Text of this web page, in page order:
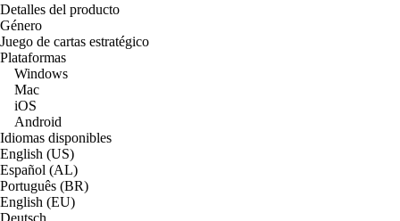
Detalles del producto
Género
Juego de cartas estratégico
Plataformas
Windows
Mac
iOS
Android
Idiomas disponibles
English (US)
Español (AL)
Português (BR)
English (EU)
Deutsch